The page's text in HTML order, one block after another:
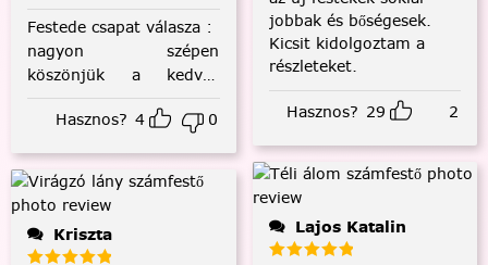
Festede csapat válasza :
nagyon szépen
köszönjük a kedves
visszajelzést! :)
Hasznos? 4 0
Kriszta
jobbak és bőségesek.
Kicsit kidolgoztam a
részleteket.
Hasznos? 29 2
Lajos Katalin